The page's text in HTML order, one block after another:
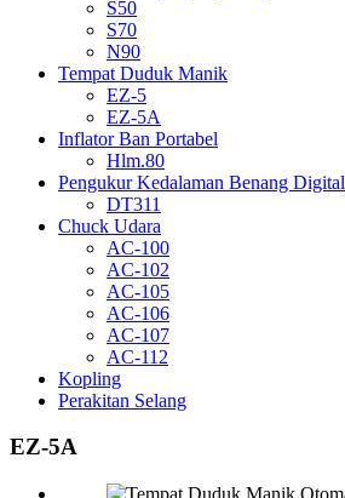
S50
S70
N90
Tempat Duduk Manik
EZ-5
EZ-5A
Inflator Ban Portabel
Hlm.80
Pengukur Kedalaman Benang Digital
DT311
Chuck Udara
AC-100
AC-102
AC-105
AC-106
AC-107
AC-112
Kopling
Perakitan Selang
EZ-5A